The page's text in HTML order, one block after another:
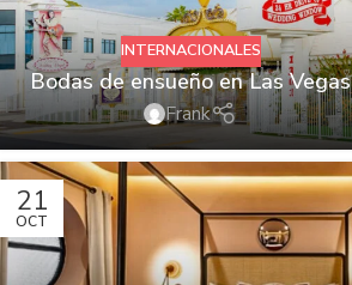
INTERNACIONALES
Bodas de ensueño en Las Vegas
Frank
21
OCT